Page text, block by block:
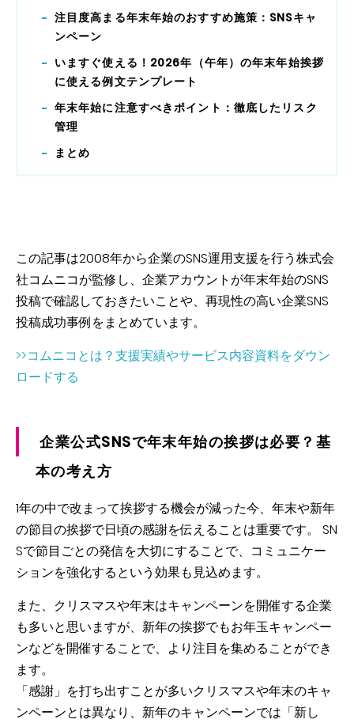
注目度高まる年末年始のおすすめ施策：SNSキャ
ンペーン
いますぐ使える！2026年（午年）の年末年始挨拶
に使える例文テンプレート
年末年始に注意すべきポイント：徹底したリスク
管理
まとめ
この記事は2008年から企業のSNS運用支援を行う株式会
社コムニコが監修し、企業アカウントが年末年始のSNS
投稿で確認しておきたいことや、再現性の高い企業SNS
投稿成功事例をまとめています。
>>コムニコとは？支援実績やサービス内容資料をダウン
ロードする
企業公式SNSで年末年始の挨拶は必要？基
本の考え方
1年の中で改まって挨拶する機会が減った今、年末や新年
の節目の挨拶で日頃の感謝を伝えることは重要です。 SN
Sで節目ごとの発信を大切にすることで、コミュニケー
ションを強化するという効果も見込めます。
また、クリスマスや年末はキャンペーンを開催する企業
も多いと思いますが、新年の挨拶でもお年玉キャンペー
ンなどを開催することで、より注目を集めることができ
ます。
「感謝」を打ち出すことが多いクリスマスや年末のキャ
ンペーンとは異なり、新年のキャンペーンでは 「新し